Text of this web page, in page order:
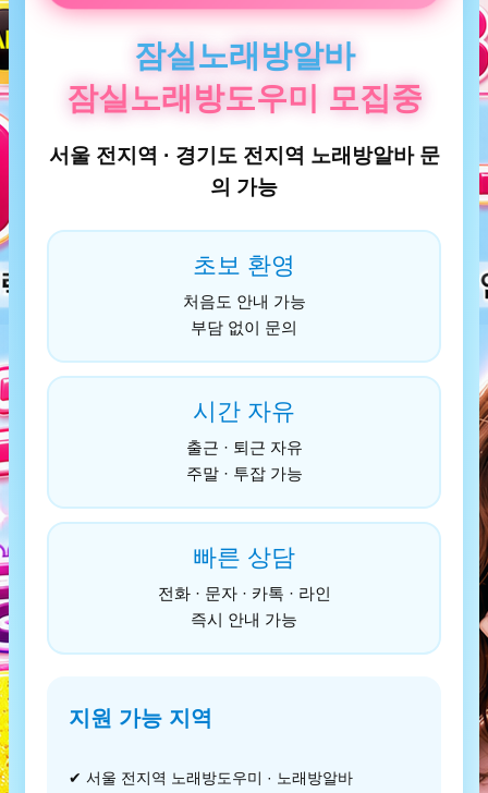
잠실노래방알바
잠실노래방도우미 모집중
서울 전지역 · 경기도 전지역 노래방알바 문
의 가능
초보 환영
처음도 안내 가능
부담 없이 문의
시간 자유
출근 · 퇴근 자유
주말 · 투잡 가능
빠른 상담
전화 · 문자 · 카톡 · 라인
즉시 안내 가능
지원 가능 지역
✔ 서울 전지역 노래방도우미 · 노래방알바